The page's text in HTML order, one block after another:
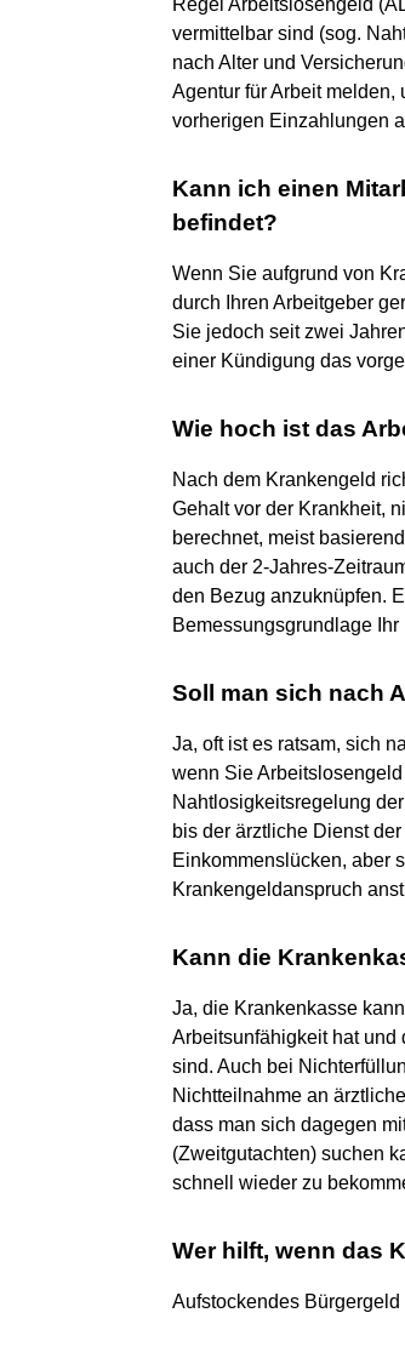
vermittelbar sind (sog.
nach Alter und
Agentur für Arbeit melden,
vorherigen Einzahlungen
Kann ich einen
befindet?
Wenn Sie aufgrund von
durch Ihren Arbeitgeber
Sie jedoch seit zwei
einer Kündigung das
Wie hoch ist das
Nach dem Krankengeld
Gehalt vor der Krankheit,
berechnet, meist
auch der 2-Jahres-
den Bezug anzuknüpfen.
Bemessungsgrundlage
Soll man sich nach
Ja, oft ist es ratsam, sich
wenn Sie
Nahtlosigkeitsregelung
bis der ärztliche Dienst
Einkommenslücken, aber
Krankengeldanspruch
Kann die
Ja, die Krankenkasse
Arbeitsunfähigkeit hat und
sind. Auch bei
Nichtteilnahme an
dass man sich dagegen
(Zweitgutachten) suchen
schnell wieder zu
Wer hilft, wenn das
Aufstockendes